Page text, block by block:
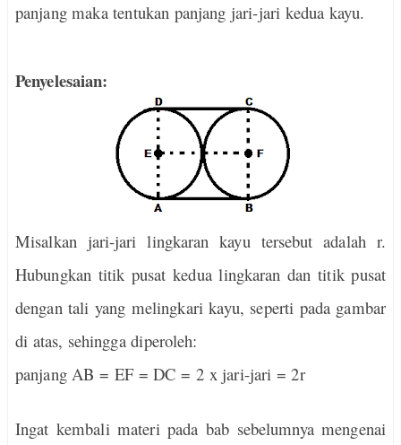
panjang maka tentukan panjang jari-jari kedua kayu.
Penyelesaian:
Misalkan jari-jari lingkaran kayu tersebut adalah r.
Hubungkan titik pusat kedua lingkaran dan titik pusat
dengan tali yang melingkari kayu, seperti pada gambar
di atas, sehingga diperoleh:
panjang AB = EF = DC = 2 xjari-jari = 2r
Ingat kembali materi pada bab sebelumnya mengenai